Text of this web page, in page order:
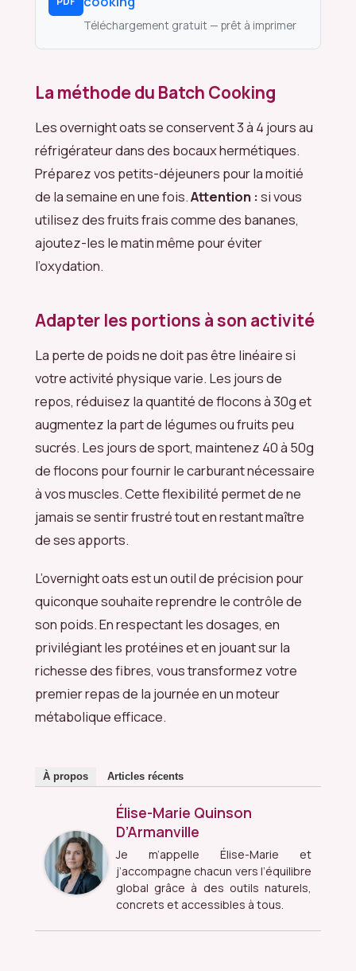
Téléchargement gratuit — prêt à imprimer
La méthode du Batch Cooking
Les overnight oats se conservent 3 à 4 jours au
réfrigérateur dans des bocaux hermétiques.
Préparez vos petits-déjeuners pour la moitié
de la semaine en une fois.Attention :si vous
utilisez des fruits frais comme des bananes,
ajoutez-les le matin même pour éviter
l’oxydation.
Adapter les portions à son activité
La perte de poids ne doit pas être linéaire si
votre activité physique varie. Les jours de
repos, réduisez la quantité de flocons à 30g et
augmentez la part de légumes ou fruits peu
sucrés. Les jours de sport, maintenez 40 à 50g
de flocons pour fournir le carburant nécessaire
à vos muscles. Cette flexibilité permet de ne
jamais se sentir frustré tout en restant maître
de ses apports.
L’overnight oats est un outil de précision pour
quiconque souhaite reprendre le contrôle de
son poids. En respectant les dosages, en
privilégiant les protéines et en jouant sur la
richesse des fibres, vous transformez votre
premier repas de la journée en un moteur
métabolique efficace.
À propos Articles récents
Élise-Marie Quinson
D’Armanville
Je m’appelle Élise-Marie et
j’accompagne chacun vers l’équilibre
global grâce à des outils naturels,
concrets et accessibles à tous.